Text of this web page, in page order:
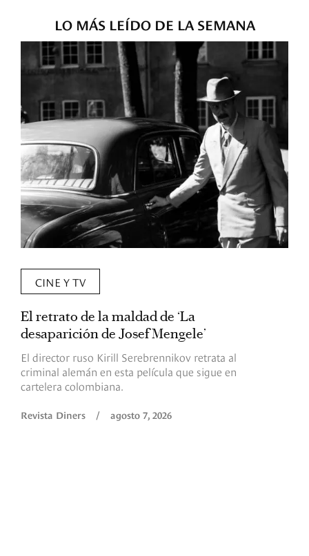
LO MÁS LEÍDO DE LA SEMANA
CINE Y TV
El retrato de la maldad de ‘La
desaparición de Josef Mengele’
El director ruso Kirill Serebrennikov retrata al
criminal alemán en esta película que sigue en
cartelera colombiana.
Revista Diners / agosto 7, 2026